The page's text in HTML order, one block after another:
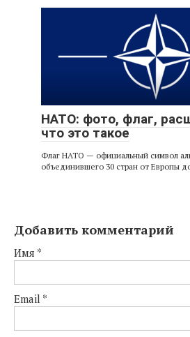
НАТО: фото, флаг,
что это такое
Флаг НАТО — официальный символ
объединившего 30 стран от Европы
Добавить комментарий
Имя *
Email *